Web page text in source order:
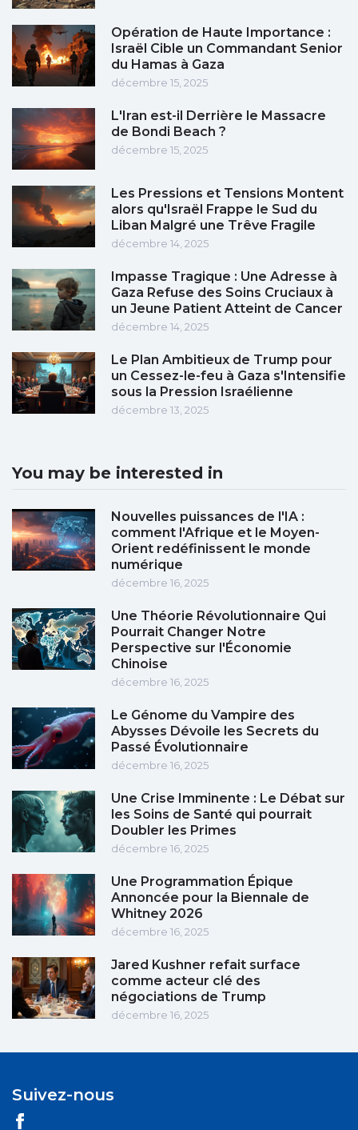
Opération de Haute Importance :
Israël Cible un Commandant Senior
du Hamas à Gaza
décembre 15, 2025
L'Iran est-il Derrière le Massacre
de Bondi Beach ?
décembre 15, 2025
Les Pressions et Tensions Montent
alors qu'Israël Frappe le Sud du
Liban Malgré une Trêve Fragile
décembre 14, 2025
Impasse Tragique : Une Adresse à
Gaza Refuse des Soins Cruciaux à
un Jeune Patient Atteint de Cancer
décembre 14, 2025
Le Plan Ambitieux de Trump pour
un Cessez-le-feu à Gaza s'Intensifie
sous la Pression Israélienne
décembre 13, 2025
You may be interested in
Nouvelles puissances de l'IA :
comment l'Afrique et le Moyen-
Orient redéfinissent le monde
numérique
décembre 16, 2025
Une Théorie Révolutionnaire Qui
Pourrait Changer Notre
Perspective sur l'Économie
Chinoise
décembre 16, 2025
Le Génome du Vampire des
Abysses Dévoile les Secrets du
Passé Évolutionnaire
décembre 16, 2025
Une Crise Imminente : Le Débat sur
les Soins de Santé qui pourrait
Doubler les Primes
décembre 16, 2025
Une Programmation Épique
Annoncée pour la Biennale de
Whitney 2026
décembre 16, 2025
Jared Kushner refait surface
comme acteur clé des
négociations de Trump
décembre 16, 2025
Suivez-nous